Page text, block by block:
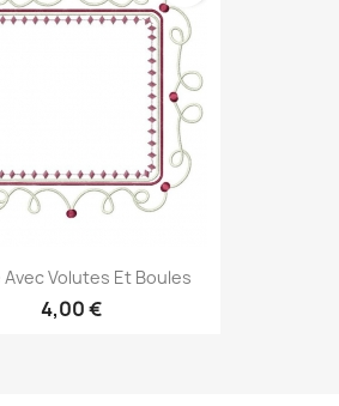
Volutes Et Boules
4,00 €